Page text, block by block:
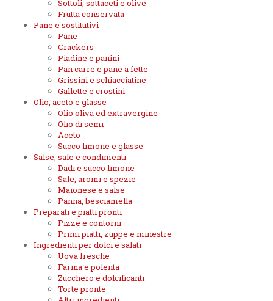
Sottoli, sottaceti e olive
Frutta conservata
Pane e sostitutivi
Pane
Crackers
Piadine e panini
Pan carre e pane a fette
Grissini e schiacciatine
Gallette e crostini
Olio, aceto e glasse
Olio oliva ed extravergine
Olio di semi
Aceto
Succo limone e glasse
Salse, sale e condimenti
Dadi e succo limone
Sale, aromi e spezie
Maionese e salse
Panna, besciamella
Preparati e piatti pronti
Pizze e contorni
Primi piatti, zuppe e minestre
Ingredienti per dolci e salati
Uova fresche
Farina e polenta
Zucchero e dolcificanti
Torte pronte